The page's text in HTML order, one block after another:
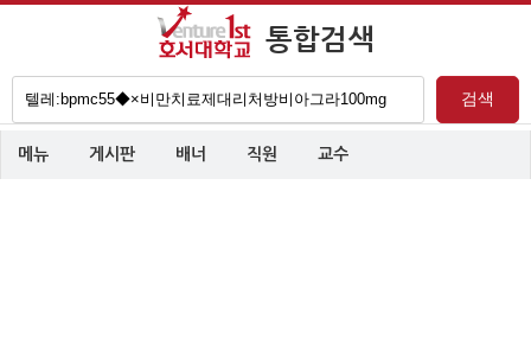
통합검색
검색
메뉴 게시판 배너 직원 교수